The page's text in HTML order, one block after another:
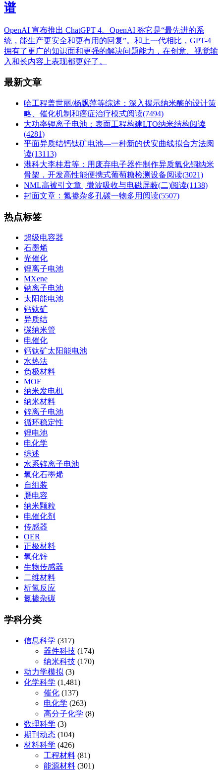
谱
OpenAI 宣布推出 ChatGPT 4。OpenAI 称它是“最先进的系
统，能生产更安全和更有用的回复”。和上一代相比，GPT-4
拥有了更广的知识面和更强的解决问题能力，在创意、视觉输
入和长内容上表现都更好了。
最新文章
哈工程盖世丽/杨飘萍等综述：深入揭示纳米酶的设计策
略、催化机制和癌症治疗模式阅读(7494)
大功率锂离子电池：表面工程构建LTO纳米结构阅读
(4281)
平面异质结钙钛矿电池—一种新的伏安曲线拟合方法阅
读(13113)
港科大李桂君等：用废弃电子器件制作异质氧化铜纳米
骨架，开发高性能便携式葡萄糖检测设备阅读(3021)
NML高被引文章 | 微波吸收与电磁屏蔽(二)阅读(1138)
封面文章：氮掺杂多孔碳一物多用 阅读(5507)
热点标签
超级电容器
石墨烯
光催化
锂离子电池
MXene
钠离子电池
太阳能电池
钙钛矿
异质结
碳纳米管
电催化
钙钛矿太阳能电池
水热法
负极材料
MOF
纳米发电机
纳米材料
锌离子电池
循环稳定性
锂电池
电化学
综述
水系锌离子电池
氧化石墨烯
自组装
赝电容
纳米颗粒
电催化剂
传感器
OER
正极材料
氧化锌
生物传感器
二维材料
析氢反应
氮掺杂碳
学科分类
信息科学 (317)
器件科技 (174)
纳米科技 (170)
动力学模拟 (3)
化学科学 (1,481)
催化 (137)
电化学 (263)
高分子化学 (8)
数理科学 (3)
期刊动态 (104)
材料科学 (426)
工程材料 (81)
能源材料 (301)